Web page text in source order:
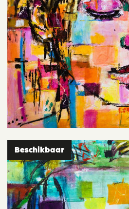
Beschikbaar